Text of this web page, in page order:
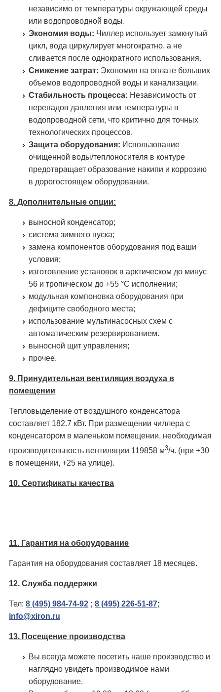
независимо от температуры окружающей среды
или водопроводной воды.
Экономия воды: Чиллер использует замкнутый
цикл, вода циркулирует многократно, а не
сливается после однократного использования.
Снижение затрат: Экономия на оплате больших
объемов водопроводной воды и канализации.
Стабильность процесса: Независимость от
перепадов давления или температуры в
водопроводной сети, что критично для точных
технологических процессов.
Защита оборудования: Использование
очищенной воды/теплоносителя в контуре
предотвращает образование накипи и коррозию
в дорогостоящем оборудовании.
8. Дополнительные опции:
выносной конденсатор;
система зимнего пуска;
замена компонентов оборудования под ваши
условия;
изготовление установок в арктическом до минус
56 и тропическом до +55 °С исполнении;
модульная компоновка оборудования при
дефиците свободного места;
использование мультинасосных схем с
автоматическим резервированием.
выносной щит управления;
прочее.
9. Принудительная вентиляция воздуха в
помещении
Тепловыделение от воздушного конденсатора
составляет 182.7 кВт. При размещении чиллера с
конденсатором в маленьком помещении, необходимая
производительность вентиляции 119858 м3/ч. (при +30
в помещении, +25 на улице).
10. Сертификаты качества
11. Гарантия на оборудование
Гарантия на оборудования составляет 18 месяцев.
12. Служба поддержки
Тел: 8 (495) 984-74-92 ; 8 (495) 226-51-87;
info@xiron.ru
13. Посещение производства
Вы всегда можете посетить наше производство и
наглядно увидеть производимое нами
оборудование.